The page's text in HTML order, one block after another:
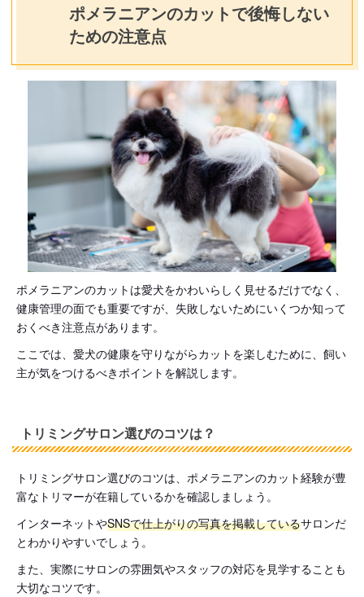
ポメラニアンのカットで後悔しない
ための注意点
ポメラニアンのカットは愛犬をかわいらしく見せるだけでなく、
健康管理の面でも重要ですが、失敗しないためにいくつか知って
おくべき注意点があります。
ここでは、愛犬の健康を守りながらカットを楽しむために、飼い
主が気をつけるべきポイントを解説します。
トリミングサロン選びのコツは？
トリミングサロン選びのコツは、ポメラニアンのカット経験が豊
富なトリマーが在籍しているかを確認しましょう。
インターネットやSNSで仕上がりの写真を掲載しているサロンだ
とわかりやすいでしょう。
また、実際にサロンの雰囲気やスタッフの対応を見学することも
大切なコツです。